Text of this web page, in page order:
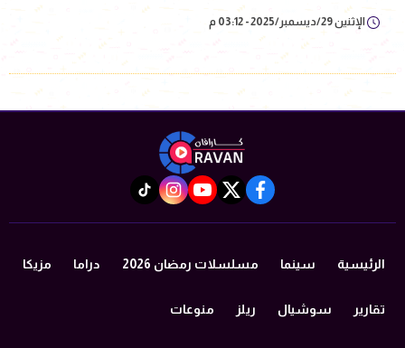
الإثنين 29/ديسمبر/2025 - 03:12 م
facebook
twitter
youtube
instagram
tiktok
الرئيسية سينما مسلسلات رمضان 2026 دراما مزيكا
تقارير سوشيال ريلز منوعات